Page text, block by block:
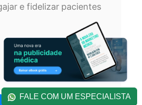
e fidelizar pacientes
FALE COM UM ESPECIALISTA